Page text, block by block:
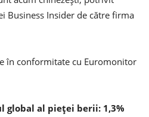
Business Insider de către firma
în conformitate cu Euromonitor
global al pieței berii: 1,3%